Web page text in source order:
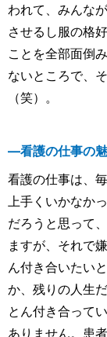
われて、みんな
させるし服の格
ことを全部面倒
ないところで、
（笑）。
―看護の仕事の魅
看護の仕事は、
上手くいかなか
だろうと思って
ますが、それで
ん付き合いたい
か、残りの人生
とん付き合って
ありません。患